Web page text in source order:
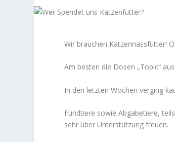
Wir brauchen Katzennassfutter!
Am besten die Dosen „Topic“
In den letzten Wochen verging
Fundtiere sowie Abgabetiere,
sehr über Unterstützung freuen.